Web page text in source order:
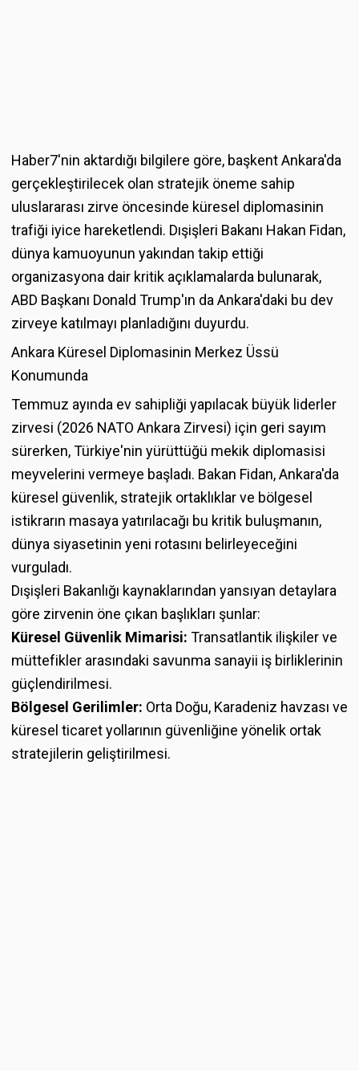
Haber7'nin aktardığı bilgilere göre, başkent Ankara'da
gerçekleştirilecek olan stratejik öneme sahip
uluslararası zirve öncesinde küresel diplomasinin
trafiği iyice hareketlendi. Dışişleri Bakanı Hakan Fidan,
dünya kamuoyunun yakından takip ettiği
organizasyona dair kritik açıklamalarda bulunarak,
ABD Başkanı Donald Trump'ın da Ankara'daki bu dev
zirveye katılmayı planladığını duyurdu.
Ankara Küresel Diplomasinin Merkez Üssü
Konumunda
Temmuz ayında ev sahipliği yapılacak büyük liderler
zirvesi (2026 NATO Ankara Zirvesi) için geri sayım
sürerken, Türkiye'nin yürüttüğü mekik diplomasisi
meyvelerini vermeye başladı. Bakan Fidan, Ankara'da
küresel güvenlik, stratejik ortaklıklar ve bölgesel
istikrarın masaya yatırılacağı bu kritik buluşmanın,
dünya siyasetinin yeni rotasını belirleyeceğini
vurguladı.
Dışişleri Bakanlığı kaynaklarından yansıyan detaylara
göre zirvenin öne çıkan başlıkları şunlar:
Küresel Güvenlik Mimarisi: Transatlantik ilişkiler ve
müttefikler arasındaki savunma sanayii iş birliklerinin
güçlendirilmesi.
Bölgesel Gerilimler: Orta Doğu, Karadeniz havzası ve
küresel ticaret yollarının güvenliğine yönelik ortak
stratejilerin geliştirilmesi.